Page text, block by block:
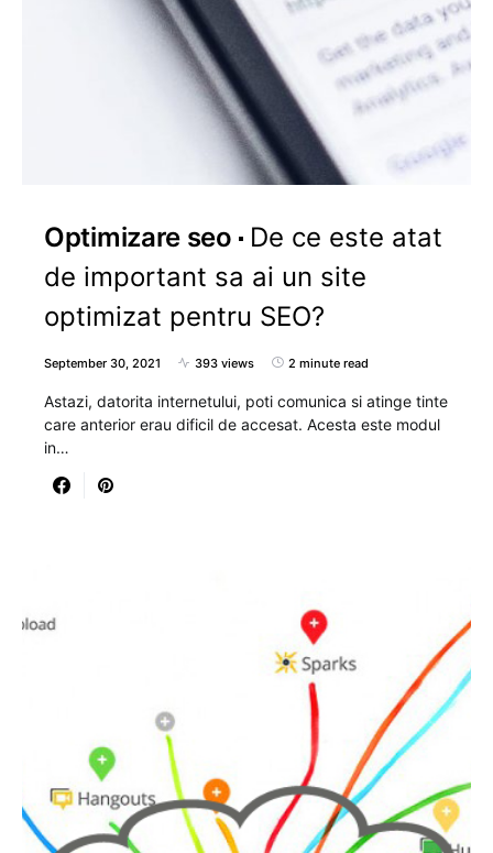
Optimizare seo
De ce este atat
de important sa ai un site
optimizat pentru SEO?
September 30, 2021 393 views 2 minute read
Astazi, datorita internetului, poti comunica si atinge tinte
care anterior erau dificil de accesat. Acesta este modul
in…